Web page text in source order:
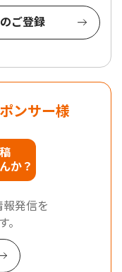
ご登録
ンサー様
か？
発信を
。